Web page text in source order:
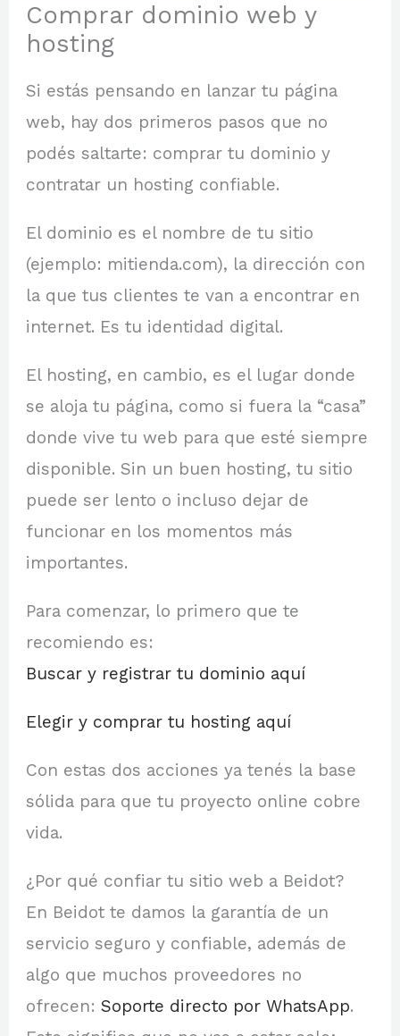
Comprar dominio web y
hosting
Si estás pensando en lanzar tu página
web, hay dos primeros pasos que no
podés saltarte: comprar tu dominio y
contratar un hosting confiable.
El dominio es el nombre de tu sitio
(ejemplo: mitienda.com), la dirección con
la que tus clientes te van a encontrar en
internet. Es tu identidad digital.
El hosting, en cambio, es el lugar donde
se aloja tu página, como si fuera la “casa”
donde vive tu web para que esté siempre
disponible. Sin un buen hosting, tu sitio
puede ser lento o incluso dejar de
funcionar en los momentos más
importantes.
Para comenzar, lo primero que te
recomiendo es:
Buscar y registrar tu dominio aquí
Elegir y comprar tu hosting aquí
Con estas dos acciones ya tenés la base
sólida para que tu proyecto online cobre
vida.
¿Por qué confiar tu sitio web a Beidot?
En Beidot te damos la garantía de un
servicio seguro y confiable, además de
algo que muchos proveedores no
ofrecen:Soporte directo por WhatsApp.